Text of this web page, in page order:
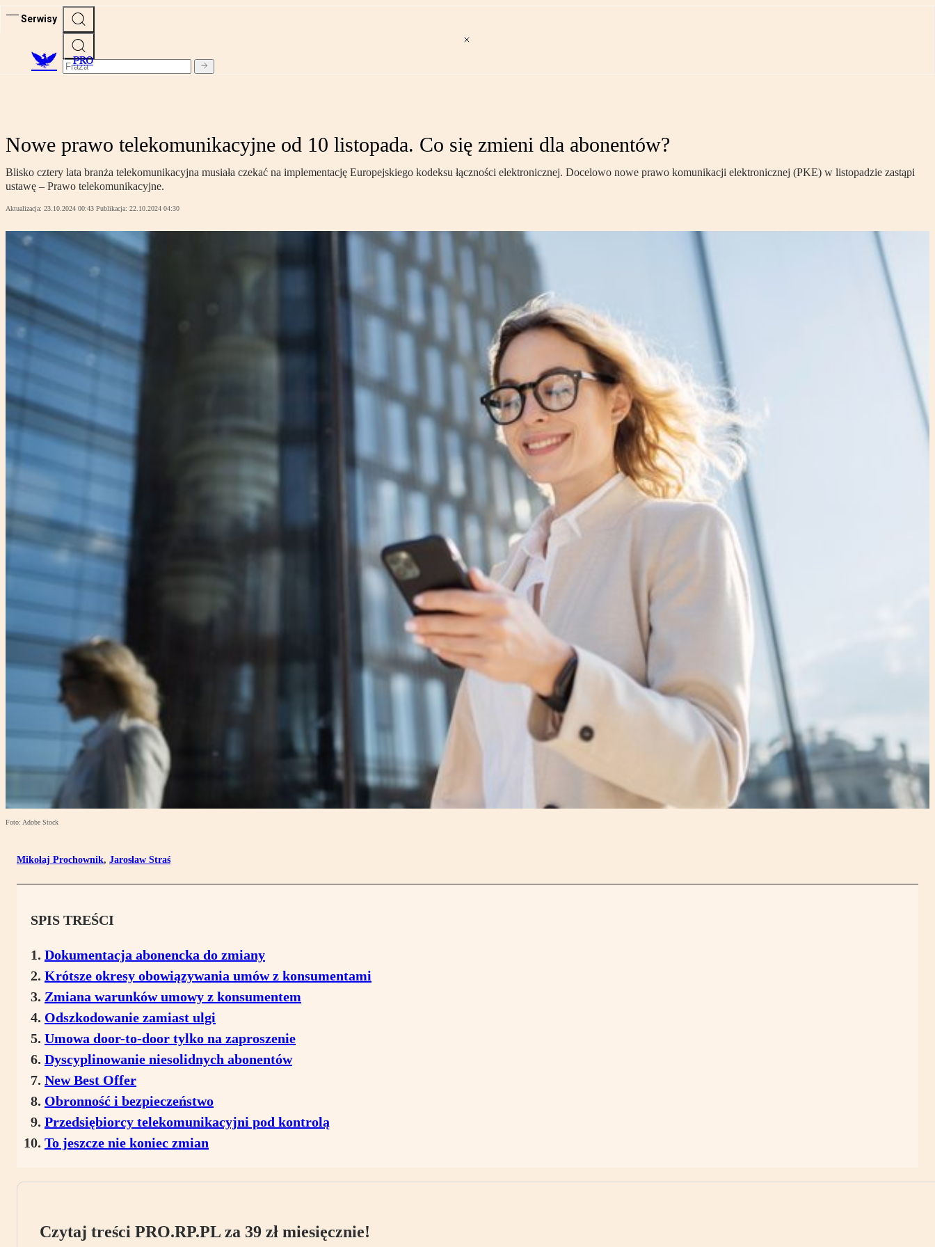
Serwisy
PRO
Nowe prawo telekomunikacyjne od 10 listopada. Co się zmieni dla abonentów?
Blisko cztery lata branża telekomunikacyjna musiała czekać na implementację Europejskiego kodeksu łączności elektronicznej. Docelowo nowe prawo komunikacji elektronicznej (PKE) w listopadzie zastąpi
ustawę – Prawo telekomunikacyjne.
Aktualizacja: 23.10.2024 00:43 Publikacja: 22.10.2024 04:30
Foto: Adobe Stock
Mikołaj Prochownik, Jarosław Straś
SPIS TREŚCI
Dokumentacja abonencka do zmiany
Krótsze okresy obowiązywania umów z konsumentami
Zmiana warunków umowy z konsumentem
Odszkodowanie zamiast ulgi
Umowa door-to-door tylko na zaproszenie
Dyscyplinowanie niesolidnych abonentów
New Best Offer
Obronność i bezpieczeństwo
Przedsiębiorcy telekomunikacyjni pod kontrolą
To jeszcze nie koniec zmian
Czytaj treści PRO.RP.PL za 39 zł miesięcznie!